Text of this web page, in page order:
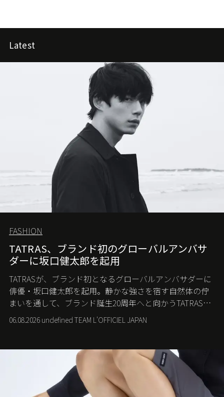
Latest
FASHION
TATRAS、ブランド初のグローバルアンバサ
ダーに坂口健太郎を起用
TATRASが、ブランド初となるグローバルアンバサダーに
俳優・坂口健太郎を起用。静かな強さを宿す自然体の佇
まいを通して、ブランド誕生20周年へと向かうTATRASの
新たなストーリーを発信する。
06.08.2026 undefined TEAM L'OFFICIEL JAPAN